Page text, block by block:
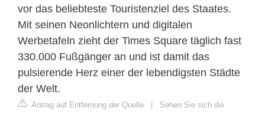
vor das beliebteste Touristenziel des Staates.
Mit seinen Neonlichtern und digitalen
Werbetafeln zieht der Times Square täglich fast
330.000 Fußgänger an und ist damit das
pulsierende Herz einer der lebendigsten Städte
der Welt.
Antrag auf Entfernung der Quelle
Sehen Sie sich die